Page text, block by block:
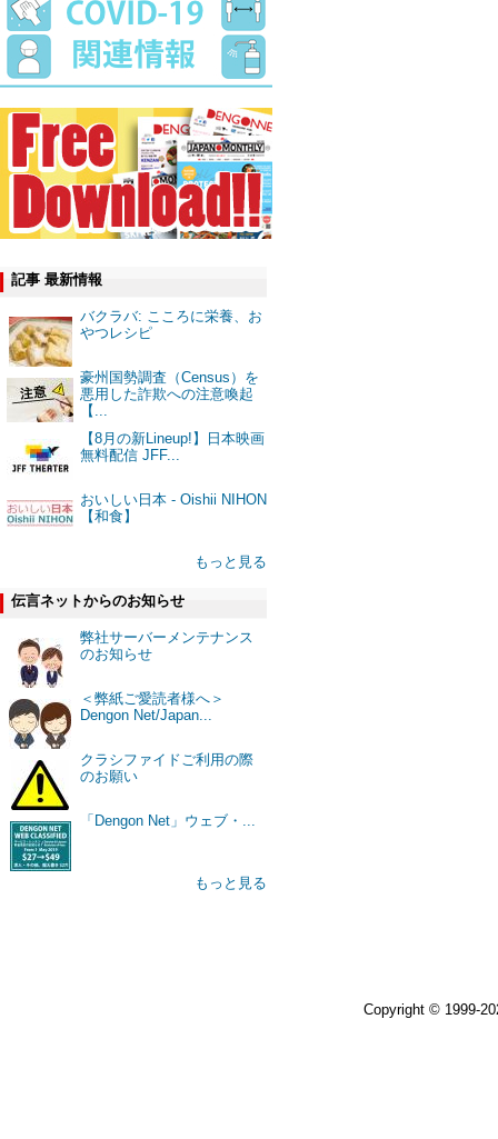
記事 最新情報
バクラバ: こころに栄養、お
やつレシピ
豪州国勢調査（Census）を
悪用した詐欺への注意喚起
【...
【8月の新Lineup!】日本映画
無料配信 JFF...
おいしい日本 - Oishii NIHON
【和食】
もっと見る
伝言ネットからのお知らせ
弊社サーバーメンテナンス
のお知らせ
＜弊紙ご愛読者様へ＞
Dengon Net/Japan...
クラシファイドご利用の際
のお願い
「Dengon Net」ウェブ・...
もっと見る
Copyright © 1999-